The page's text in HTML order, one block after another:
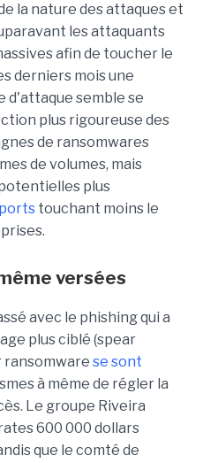
la nature des attaques et
les attaquants
afin de toucher le
derniers mois une
d'attaque semble se
plus rigoureuse des
de ransomwares
de volumes, mais
plus
touchant moins le
versées
avec le phishing qui a
plus ciblé (spear
ransomware se sont
à même de régler la
Le groupe Riveira
600 000 dollars
que le comté de